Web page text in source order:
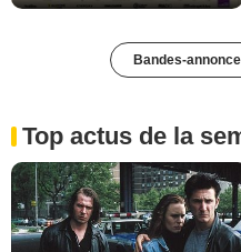
Bandes-
Top actus de la